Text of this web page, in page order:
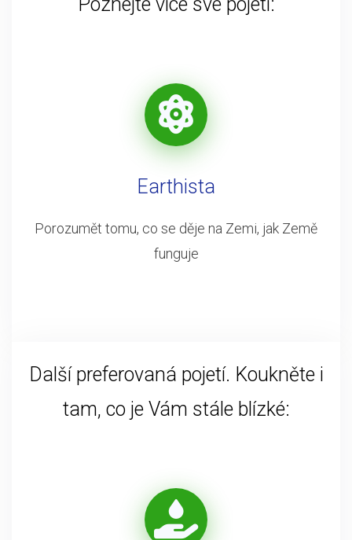
Earthista
Porozumět tomu, co se děje na Zemi, jak Země
funguje
Další preferovaná pojetí. Koukněte i
tam, co je Vám stále blízké: